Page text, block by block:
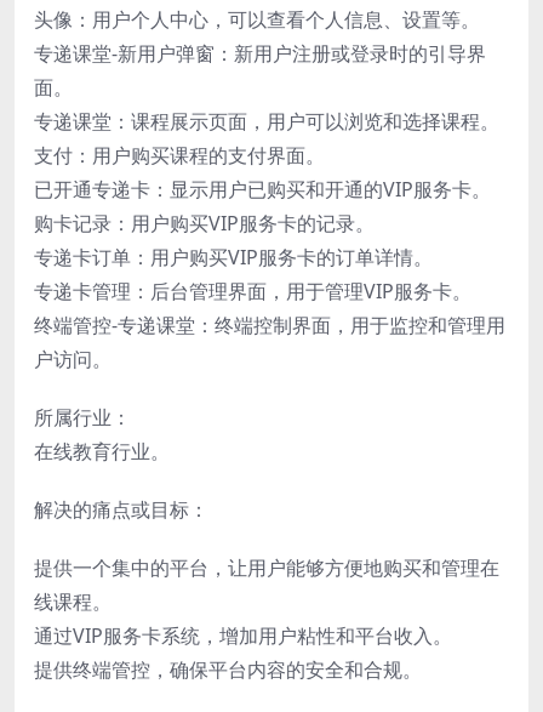
头像：用户个人中心，可以查看个人信息、设置等。
专递课堂-新用户弹窗：新用户注册或登录时的引导界
面。
专递课堂：课程展示页面，用户可以浏览和选择课程。
支付：用户购买课程的支付界面。
已开通专递卡：显示用户已购买和开通的VIP服务卡。
购卡记录：用户购买VIP服务卡的记录。
专递卡订单：用户购买VIP服务卡的订单详情。
专递卡管理：后台管理界面，用于管理VIP服务卡。
终端管控-专递课堂：终端控制界面，用于监控和管理用
户访问。
所属行业：
在线教育行业。
解决的痛点或目标：
提供一个集中的平台，让用户能够方便地购买和管理在
线课程。
通过VIP服务卡系统，增加用户粘性和平台收入。
提供终端管控，确保平台内容的安全和合规。